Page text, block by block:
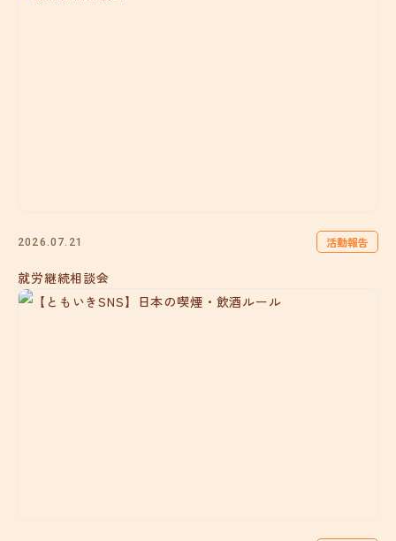
2026.07.21 活動報告
就労継続相談会